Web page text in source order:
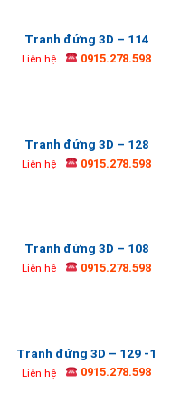
Tranh đứng 3D – 114
Liên hệ 0915.278.598
Tranh đứng 3D – 128
Liên hệ 0915.278.598
Tranh đứng 3D – 108
Liên hệ 0915.278.598
Tranh đứng 3D – 129 -1
Liên hệ 0915.278.598